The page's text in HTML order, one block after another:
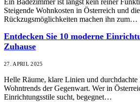
Ein Badezimmer ist längst kein reiner
Steigende Wohnkosten in Österreich und
Rückzugsmöglichkeiten machen ihn zum…
Entdecken Sie 10 moderne
Zuhause
27. APRIL 2025
Helle Räume, klare Linien und durchdachte
Wohntrends der Gegenwart. Wer in
Einrichtungsstile sucht, begegnet…